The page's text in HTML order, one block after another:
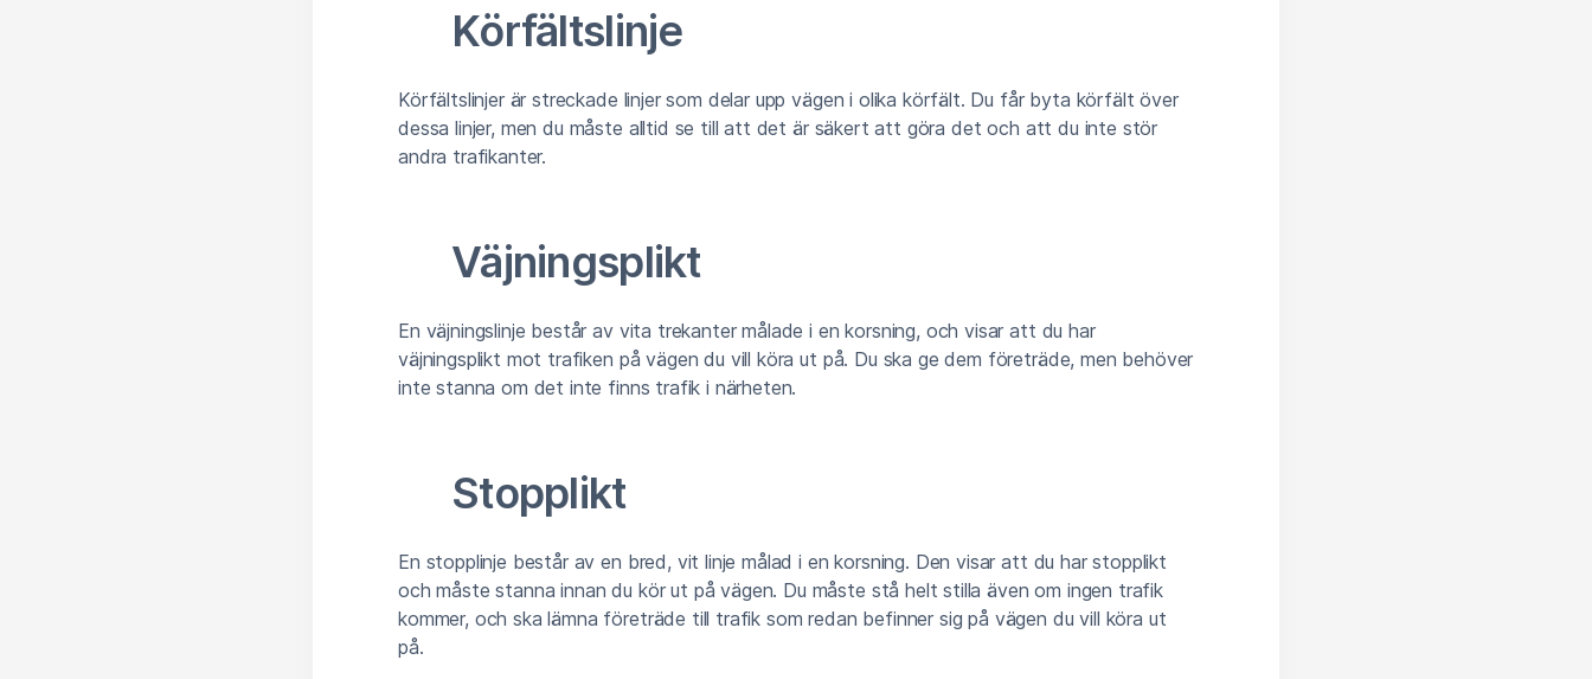
Körfältslinje
Körfältslinjer är streckade linjer som delar upp vägen i olika körfält. Du får byta körfält över
dessa linjer, men du måste alltid se till att det är säkert att göra det och att du inte stör
andra trafikanter.
Väjningsplikt
En väjningslinje består av vita trekanter målade i en korsning, och visar att du har
väjningsplikt mot trafiken på vägen du vill köra ut på. Du ska ge dem företräde, men behöver
inte stanna om det inte finns trafik i närheten.
Stopplikt
En stopplinje består av en bred, vit linje målad i en korsning. Den visar att du har stopplikt
och måste stanna innan du kör ut på vägen. Du måste stå helt stilla även om ingen trafik
kommer, och ska lämna företräde till trafik som redan befinner sig på vägen du vill köra ut
på.